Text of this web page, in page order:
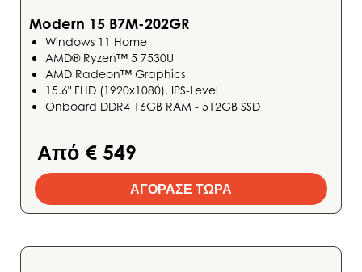
Modern 15 B7M-202GR
Windows 11 Home
AMD® Ryzen™ 5 7530U
AMD Radeon™ Graphics
15.6" FHD (1920x1080), IPS-Level
Onboard DDR4 16GB RAM - 512GB SSD
Από € 549
ΑΓΟΡΑΣΕ ΤΩΡΑ